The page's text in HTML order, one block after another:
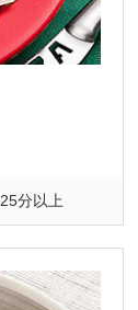
25分以上